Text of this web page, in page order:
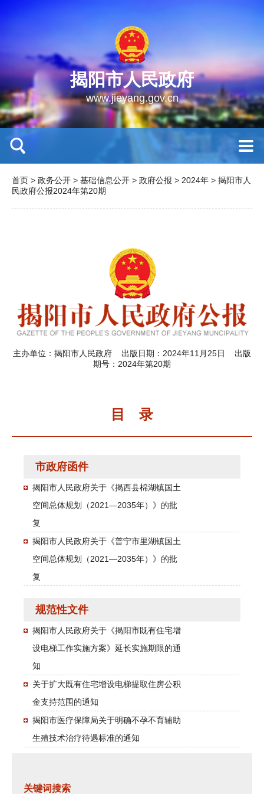
揭阳市人民政府
www.jieyang.gov.cn
首页 > 政务公开 > 基础信息公开 > 政府公报 > 2024年 > 揭阳市人
民政府公报2024年第20期
主办单位：揭阳市人民政府 出版日期：2024年11月25日 出版
期号：2024年第20期
目 录
市政府函件
揭阳市人民政府关于《揭西县棉湖镇国土
空间总体规划（2021—2035年）》的批
复
揭阳市人民政府关于《普宁市里湖镇国土
空间总体规划（2021—2035年）》的批
复
规范性文件
揭阳市人民政府关于《揭阳市既有住宅增
设电梯工作实施方案》延长实施期限的通
知
关于扩大既有住宅增设电梯提取住房公积
金支持范围的通知
揭阳市医疗保障局关于明确不孕不育辅助
生殖技术治疗待遇标准的通知
关键词搜索